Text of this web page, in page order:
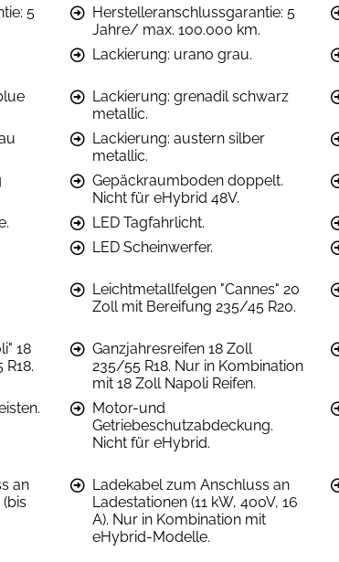
5
Herstelleranschlussgarantie: 5
Jahre/ max. 100.000 km.
Lackierung: urano grau.
Lackierung: grenadil schwarz
metallic.
Lackierung: austern silber
metallic.
Gepäckraumboden doppelt.
Nicht für eHybrid 48V.
LED Tagfahrlicht.
LED Scheinwerfer.
Leichtmetallfelgen "Cannes" 20
Zoll mit Bereifung 235/45 R20.
18
Ganzjahresreifen 18 Zoll
235/55 R18. Nur in Kombination
mit 18 Zoll Napoli Reifen.
Motor-und
Getriebeschutzabdeckung.
Nicht für eHybrid.
an
Ladekabel zum Anschluss an
Ladestationen (11 kW, 400V, 16
A). Nur in Kombination mit
eHybrid-Modelle.